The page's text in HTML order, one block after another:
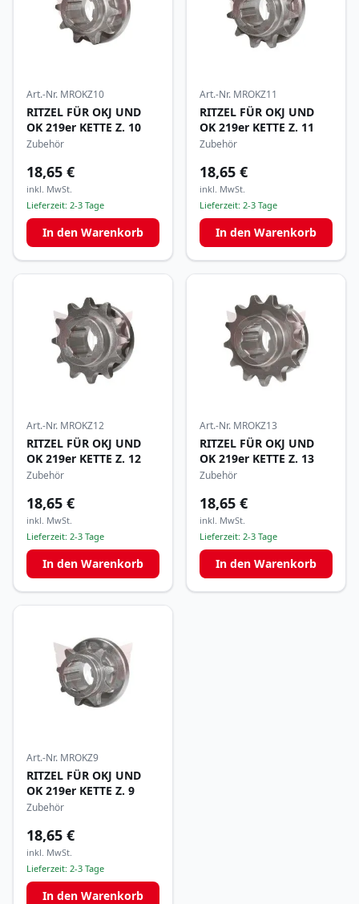
Art.-Nr. MROKZ10
RITZEL FÜR OKJ UND
OK 219er KETTE Z. 10
Zubehör
18,65 €
inkl. MwSt.
Lieferzeit: 2-3 Tage
In den Warenkorb
Art.-Nr. MROKZ11
RITZEL FÜR OKJ UND
OK 219er KETTE Z. 11
Zubehör
18,65 €
inkl. MwSt.
Lieferzeit: 2-3 Tage
In den Warenkorb
Art.-Nr. MROKZ12
RITZEL FÜR OKJ UND
OK 219er KETTE Z. 12
Zubehör
18,65 €
inkl. MwSt.
Lieferzeit: 2-3 Tage
In den Warenkorb
Art.-Nr. MROKZ13
RITZEL FÜR OKJ UND
OK 219er KETTE Z. 13
Zubehör
18,65 €
inkl. MwSt.
Lieferzeit: 2-3 Tage
In den Warenkorb
Art.-Nr. MROKZ9
RITZEL FÜR OKJ UND
OK 219er KETTE Z. 9
Zubehör
18,65 €
inkl. MwSt.
Lieferzeit: 2-3 Tage
In den Warenkorb